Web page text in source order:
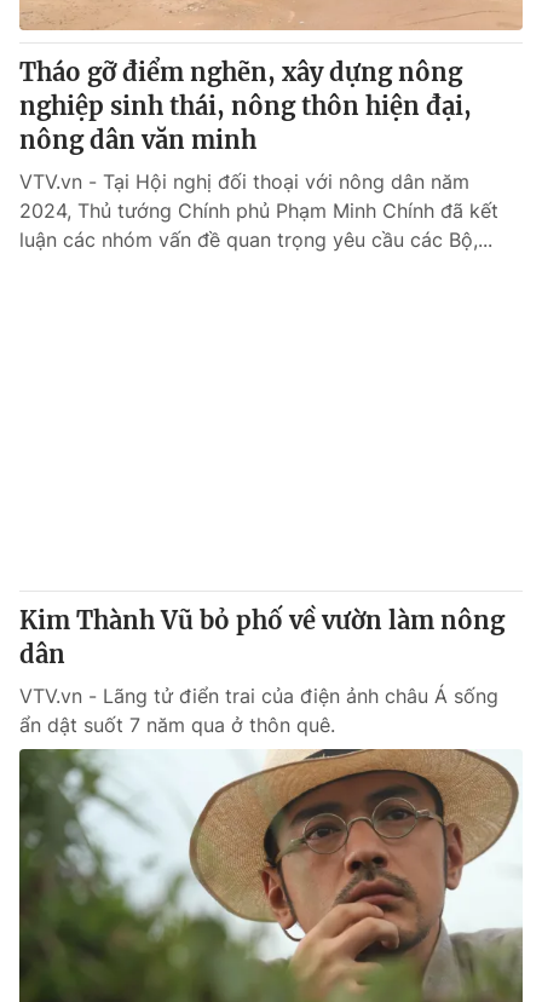
Tư vấn
Chuyên mục khác
Emagazine Podcast
Photo Infographic
Video Shorts video
VTV9 VTV8
THỜI BÁO VTV
Theo dõi báo trên
Cơ quan chủ quản:
Đài Truyền hình Việt Nam
Tháo gỡ điểm nghẽn, xây dựng nông
nghiệp sinh thái, nông thôn hiện đại,
nông dân văn minh
VTV.vn - Tại Hội nghị đối thoại với nông dân năm
2024, Thủ tướng Chính phủ Phạm Minh Chính đã kết
luận các nhóm vấn đề quan trọng yêu cầu các Bộ,...
Kim Thành Vũ bỏ phố về vườn làm nông
dân
VTV.vn - Lãng tử điển trai của điện ảnh châu Á sống
ẩn dật suốt 7 năm qua ở thôn quê.